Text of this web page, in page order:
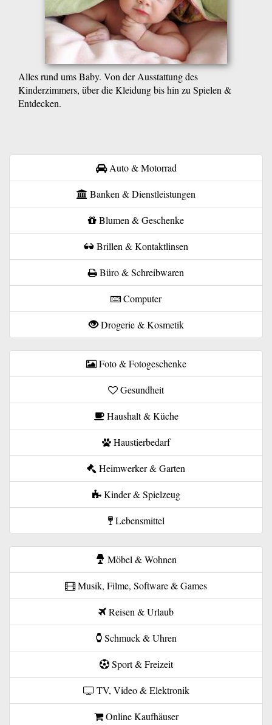
Alles rund ums Baby. Von der Ausstattung des
Kinderzimmers, über die Kleidung bis hin zu Spielen &
Entdecken.
Auto & Motorrad
Banken & Dienstleistungen
Blumen & Geschenke
Brillen & Kontaktlinsen
Büro & Schreibwaren
Computer
Drogerie & Kosmetik
Foto & Fotogeschenke
Gesundheit
Haushalt & Küche
Haustierbedarf
Heimwerker & Garten
Kinder & Spielzeug
Lebensmittel
Möbel & Wohnen
Musik, Filme, Software & Games
Reisen & Urlaub
Schmuck & Uhren
Sport & Freizeit
TV, Video & Elektronik
Online Kaufhäuser